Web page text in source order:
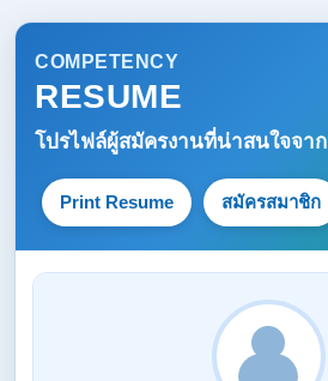
COMPETENCY
RESUME
โปรไฟล์ผู้สมัครงานที่น่าสนใจจาก
Print Resume สมัครสมาชิก